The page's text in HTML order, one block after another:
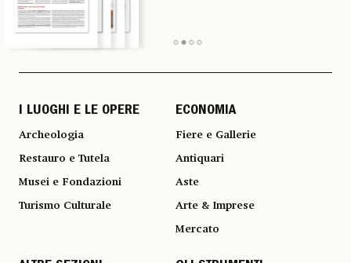
I LUOGHI E LE OPERE
Archeologia
Restauro e Tutela
Musei e Fondazioni
Turismo Culturale
ECONOMIA
Fiere e Gallerie
Antiquari
Aste
Arte & Imprese
Mercato